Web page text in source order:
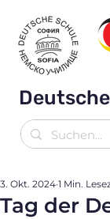
Tag der
3. Okt. 2024 1 Min.